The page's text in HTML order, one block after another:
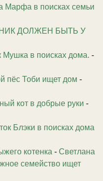
Марфа в поисках семьи
ДОЛЖЕН БЫТЬ У
Мушка в поисках дома. -
пёс Тоби ищет дом -
кот в добрые руки -
Блэки в поисках дома
котенка - Светлана
семейство ищет